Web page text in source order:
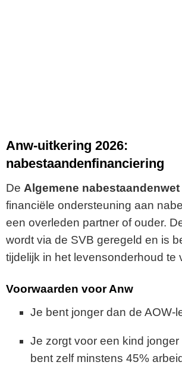
Anw-uitkering 2026:
nabestaandenfinanciering
De Algemene nabestaandenwet
financiële ondersteuning aan
een overleden partner of ouder.
wordt via de SVB geregeld en is
tijdelijk in het levensonderhoud te
Voorwaarden voor Anw
Je bent jonger dan de AOW-
Je zorgt voor een kind
bent zelf minstens 45%